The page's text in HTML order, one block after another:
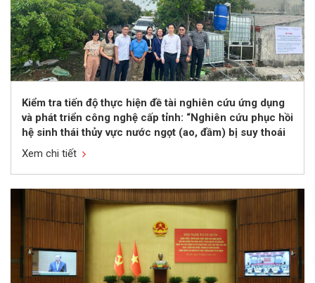
Kiểm tra tiến độ thực hiện đề tài nghiên cứu ứng dụng
và phát triển công nghệ cấp tỉnh: “Nghiên cứu phục hồi
hệ sinh thái thủy vực nước ngọt (ao, đầm) bị suy thoái
nhằm sử dụng hợp lý cho phát triển bền vững kinh tế
quy mô nhỏ tỉnh Ninh Bình” lần 2
Xem chi tiết